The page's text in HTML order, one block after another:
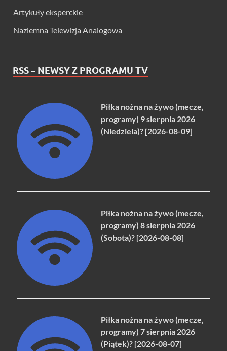
Artykuły eksperckie
Naziemna Telewizja Analogowa
RSS – NEWSY Z PROGRAMU TV
Piłka nożna na żywo (mecze,
programy) 9 sierpnia 2026
(Niedziela)? [2026-08-09]
Piłka nożna na żywo (mecze,
programy) 8 sierpnia 2026
(Sobota)? [2026-08-08]
Piłka nożna na żywo (mecze,
programy) 7 sierpnia 2026
(Piątek)? [2026-08-07]